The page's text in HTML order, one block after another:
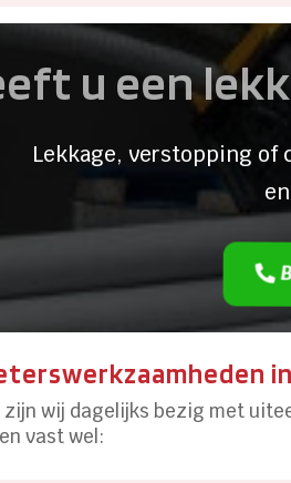
u een
Lekkage, verstopping of
wij dagelijks bezig met
vast wel: